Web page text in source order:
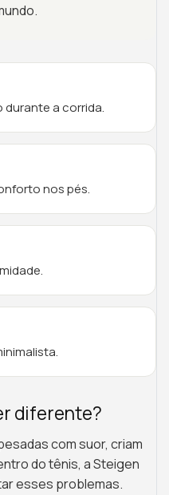
a corrida.
nos pés.
diferente?
com suor, criam
do tênis, a Steigen
esses problemas.